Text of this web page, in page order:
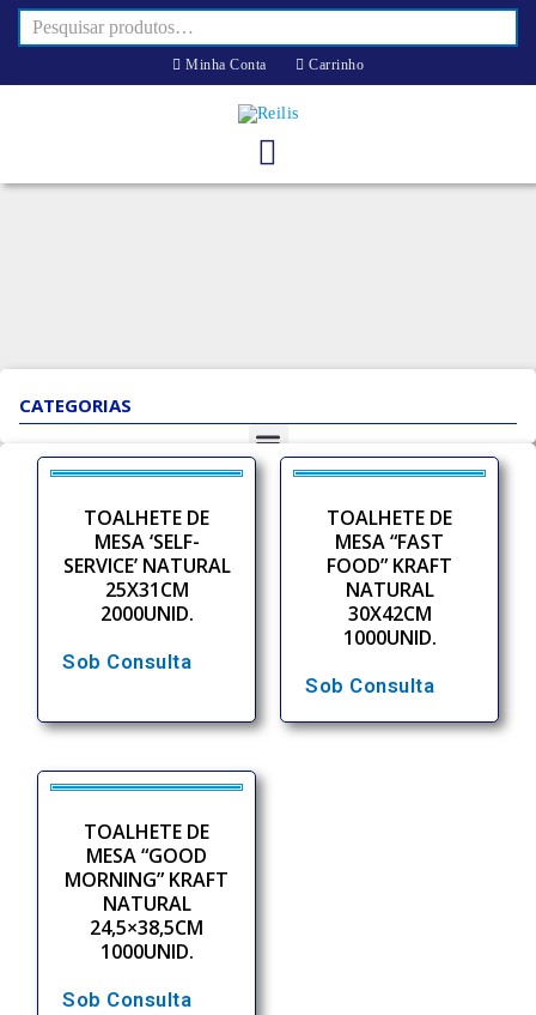
Minha Conta Carrinho
CATEGORIAS
TOALHETE DE
MESA ‘SELF-
SERVICE’ NATURAL
25X31CM
2000UNID.
Sob Consulta
TOALHETE DE
MESA “FAST
FOOD” KRAFT
NATURAL
30X42CM
1000UNID.
Sob Consulta
TOALHETE DE
MESA “GOOD
MORNING” KRAFT
NATURAL
24,5×38,5CM
1000UNID.
Sob Consulta